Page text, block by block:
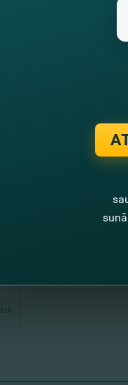
recolta viitoare.
unde specialiştii
consultanţii
revenim cu un sunet!